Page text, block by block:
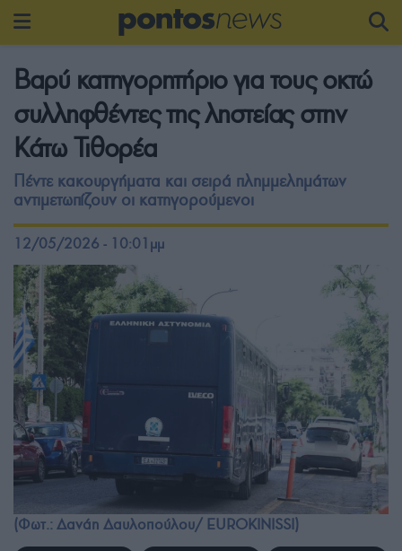
Βαρύ κατηγορητήριο για τους οκτώ
συλληφθέντες της ληστείας στην
Κάτω Τιθορέα
Πέντε κακουργήματα και σειρά πλημμελημάτων
αντιμετωπίζουν οι κατηγορούμενοι
12/05/2026 - 10:01μμ
(Φωτ.: Δανάη Δαυλοπούλου/ EUROKINISSI)